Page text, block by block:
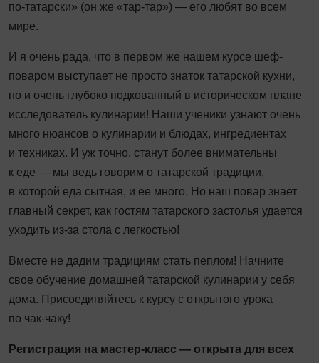
по-татарски» (он же «тар-тар») — его любят во всем
мире.
И я очень рада, что в первом же нашем курсе шеф-
поваром выступает не просто знаток татарской кухни,
но и очень глубоко подкованный в историческом плане
исследователь кулинарии! Наши ученики узнают очень
много нюансов о кулинарии и блюдах, ингредиентах
и техниках. И уж точно, станут более внимательны
к еде — мы ведь говорим о татарской традиции,
в которой еда сытная, и ее много. Но наш повар знает
главный секрет, как гостям татарского застолья удается
уходить из-за стола с легкостью!
Вместе не дадим традициям стать пеплом! Начните
свое обучение домашней татарской кулинарии у себя
дома. Присоединяйтесь к курсу с открытого урока
по чак-чаку!
Регистрация на мастер-класс — открыта для всех